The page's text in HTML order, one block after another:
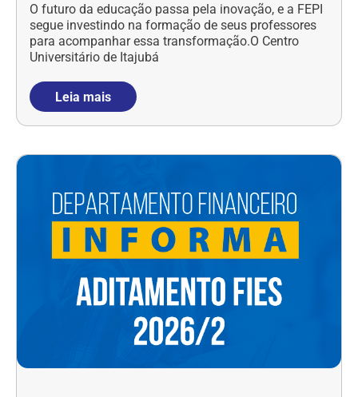
O futuro da educação passa pela inovação, e a FEPI
segue investindo na formação de seus professores
para acompanhar essa transformação.O Centro
Universitário de Itajubá
Leia mais